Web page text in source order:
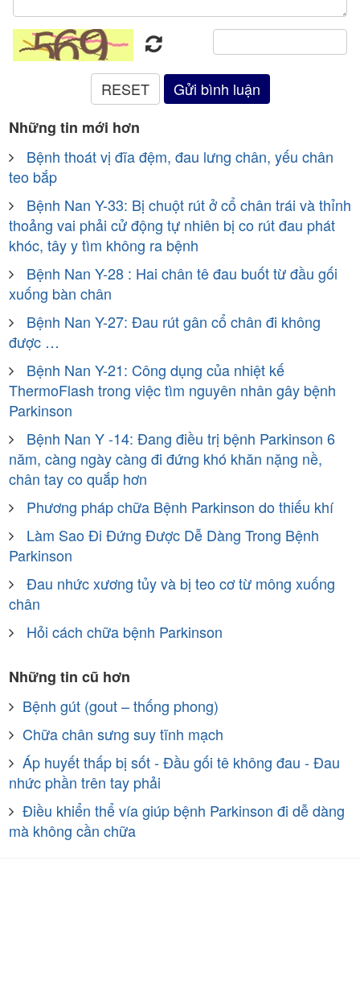
Những tin mới hơn
Bệnh thoát vị đĩa đệm, đau lưng chân, yếu chân
teo bắp
Bệnh Nan Y-33: Bị chuột rút ở cổ chân trái và thỉnh
thoảng vai phải cử động tự nhiên bị co rút đau phát
khóc, tây y tìm không ra bệnh
Bệnh Nan Y-28 : Hai chân tê đau buốt từ đầu gối
xuống bàn chân
Bệnh Nan Y-27: Đau rút gân cổ chân đi không
được …
Bệnh Nan Y-21: Công dụng của nhiệt kế
ThermoFlash trong việc tìm nguyên nhân gây bệnh
Parkinson
Bệnh Nan Y -14: Đang điều trị bệnh Parkinson 6
năm, càng ngày càng đi đứng khó khăn nặng nề,
chân tay co quắp hơn
Phương pháp chữa Bệnh Parkinson do thiếu khí
Làm Sao Đi Đứng Được Dễ Dàng Trong Bệnh
Parkinson
Đau nhức xương tủy và bị teo cơ từ mông xuống
chân
Hỏi cách chữa bệnh Parkinson
Những tin cũ hơn
Bệnh gút (gout – thống phong)
Chữa chân sưng suy tĩnh mạch
Áp huyết thấp bị sốt - Đầu gối tê không đau - Đau
nhức phần trên tay phải
Điều khiển thể vía giúp bệnh Parkinson đi dễ dàng
mà không cần chữa